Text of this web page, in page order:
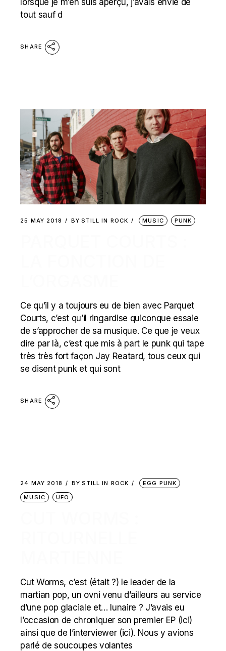
lorsque je m’en suis aperçu, j’avais envie de
tout sauf d
SHARE
25 MAY 2018 BY STILL IN ROCK MUSIC PUNK
Ce qu’il y a toujours eu de bien avec Parquet
Courts, c’est qu’il ringardise quiconque essaie
de s’approcher de sa musique. Ce que je veux
dire par là, c’est que mis à part le punk qui tape
très très fort façon Jay Reatard, tous ceux qui
se disent punk et qui sont
SHARE
24 MAY 2018 BY STILL IN ROCK
EGG PUNK
MUSIC
UFO
Cut Worms, c’est (était ?) le leader de la
martian pop, un ovni venu d’ailleurs au service
d’une pop glaciale et… lunaire ? J’avais eu
l’occasion de chroniquer son premier EP (ici)
ainsi que de l’interviewer (ici). Nous y avions
parlé de soucoupes volantes